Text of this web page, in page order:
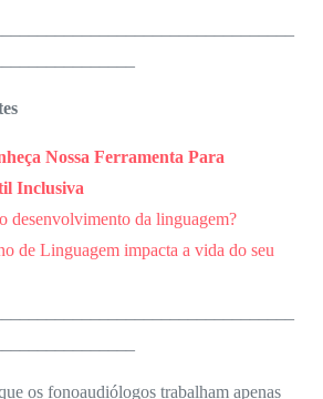
Nossa Ferramenta Para
Inclusiva
desenvolvimento da linguagem?
de Linguagem impacta a vida do seu
os fonoaudiólogos trabalham apenas